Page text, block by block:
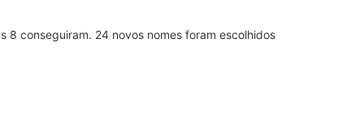
8 conseguiram. 24 novos nomes foram escolhidos